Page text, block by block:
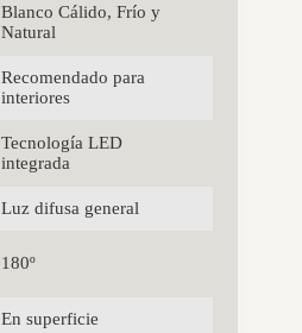
Blanco Cálido, Frío y
Natural
Recomendado para
interiores
Tecnología LED
integrada
Luz difusa general
180º
En superficie